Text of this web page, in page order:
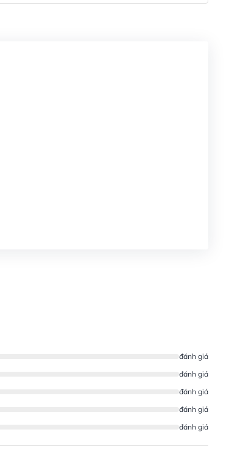
đánh giá
đánh giá
đánh giá
đánh giá
đánh giá